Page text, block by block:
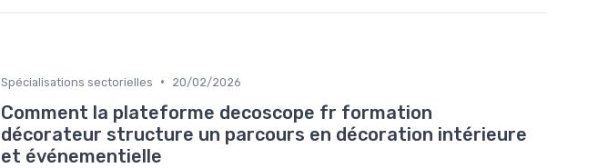
Spécialisations sectorielles • 20/02/2026
Comment la plateforme decoscope fr formation
décorateur structure un parcours en décoration intérieure
et événementielle